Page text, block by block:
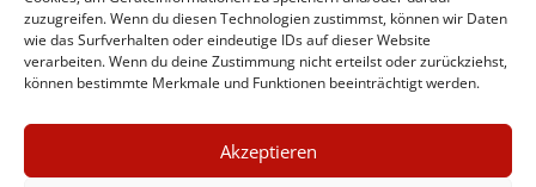
zuzugreifen. Wenn du diesen Technologien zustimmst, können wir Daten
wie das Surfverhalten oder eindeutige IDs auf dieser Website
verarbeiten. Wenn du deine Zustimmung nicht erteilst oder zurückziehst,
können bestimmte Merkmale und Funktionen beeinträchtigt werden.
Akzeptieren
© Copyright Hintergrund.de, 2015 - 2026
Zum Newsletter jetzt kostenlos
anmelden
×